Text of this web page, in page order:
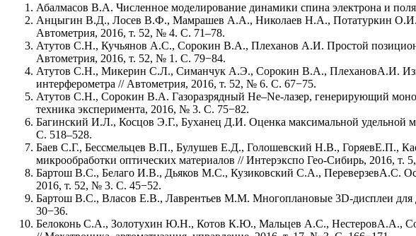
Абалмасов В.А. Численное моделирование динамики спина электрона и
Анцыгин В.Д., Лосев В.Ф., Мамрашев А.А., Николаев Н.А., Потатуркин О.И.
Автометрия, 2016, т. 52, № 4. С. 71–78.
Атутов С.Н., Кучьянов А.С., Сорокин В.А., Плеханов А.И. Простой
Автометрия, 2016, т. 52, № 1. С. 79−84.
Атутов С.Н., Микерин С.Л., Симанчук А.Э., Сорокин В.А., ПлехановА.И.
интерферометра // Автометрия, 2016, т. 52, № 6. С. 67−75.
Атутов С.Н., Сорокин В.А. Газоразрядный He–Ne-лазер, генерирующий
техника эксперимента, 2016, № 3. С. 75−82.
Багинский И.Л., Косцов Э.Г., Буханец Д.И. Оценка максимальной удельной
С. 518–528.
Баев С.Г., Бессмельцев В.П., Булушев Е.Д., Голошевский Н.В., ГоряевE.П.,
микрообработки оптических материалов // Интерэкспо Гео-Сибирь, 2016, т.
Бартош В.С., Белаго И.В., Дьяков М.С., Кузиковский С.А., ПереверзевА.С.
2016, т. 52, № 3. С. 45−52.
Бартош В.С., Власов Е.В., Лаврентьев М.М. Многоплановые 3D-дисплеи для
30−36.
Белоконь С.А., Золотухин Ю.Н., Котов К.Ю., Мальцев А.С., НестеровА.А.,